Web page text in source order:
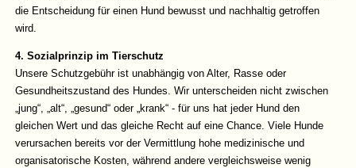
die Entscheidung für einen Hund bewusst und nachhaltig getroffen
wird.
4. Sozialprinzip im Tierschutz
Unsere Schutzgebühr ist unabhängig von Alter, Rasse oder
Gesundheitszustand des Hundes. Wir unterscheiden nicht zwischen
„jung“, „alt“, „gesund“ oder „krank“ - für uns hat jeder Hund den
gleichen Wert und das gleiche Recht auf eine Chance. Viele Hunde
verursachen bereits vor der Vermittlung hohe medizinische und
organisatorische Kosten, während andere vergleichsweise wenig